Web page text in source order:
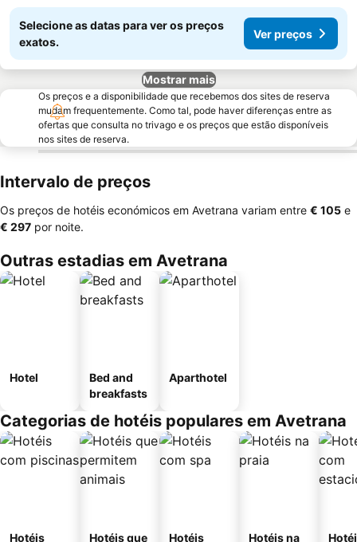
Selecione as datas para ver os preços
exatos.
Ver preços
Mostrar mais
Os preços e a disponibilidade que recebemos dos sites de reserva
mudam frequentemente. Como tal, pode haver diferenças entre as
ofertas que consulta no trivago e os preços que estão disponíveis
nos sites de reserva.
Intervalo de preços
Os preços de hotéis económicos em Avetrana variam entre ‎€ 105 e
‎€ 297 por noite.
Outras estadias em Avetrana
Hotel
Bed and
breakfasts
Aparthotel
Categorias de hotéis populares em Avetrana
Hotéis
Hotéis que
Hotéis
Hotéis na